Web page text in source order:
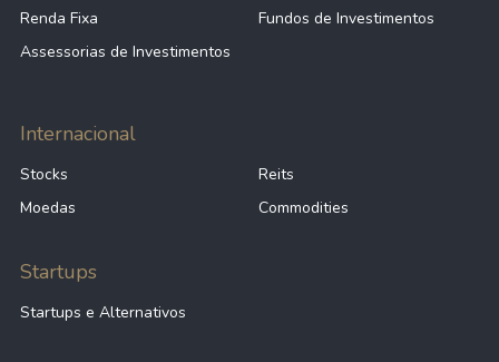
Renda Fixa
Fundos de Investimentos
Assessorias de Investimentos
Internacional
Stocks
Reits
Moedas
Commodities
Startups
Startups e Alternativos